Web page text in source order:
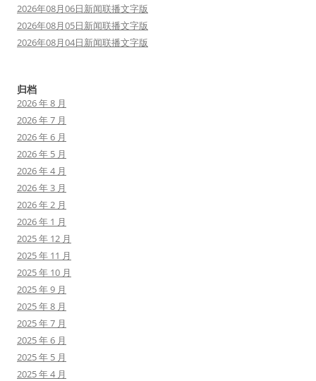
2026年08月06日新闻联播文字版
2026年08月05日新闻联播文字版
2026年08月04日新闻联播文字版
归档
2026 年 8 月
2026 年 7 月
2026 年 6 月
2026 年 5 月
2026 年 4 月
2026 年 3 月
2026 年 2 月
2026 年 1 月
2025 年 12 月
2025 年 11 月
2025 年 10 月
2025 年 9 月
2025 年 8 月
2025 年 7 月
2025 年 6 月
2025 年 5 月
2025 年 4 月